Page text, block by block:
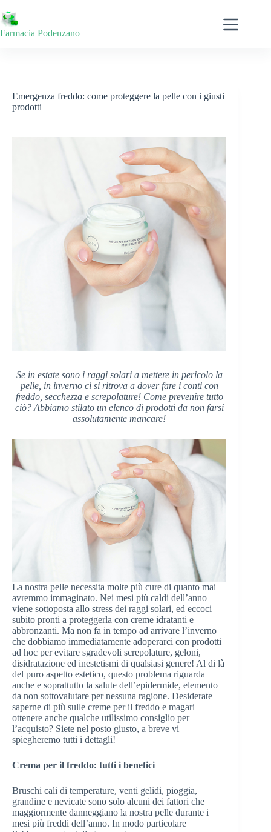
al
contenuto
Farmacia Podenzano
Emergenza freddo: come proteggere la pelle con i giusti
prodotti
Se in estate sono i raggi solari a mettere in pericolo la
pelle, in inverno ci si ritrova a dover fare i conti con
freddo, secchezza e screpolature! Come prevenire tutto
ciò? Abbiamo stilato un elenco di prodotti da non farsi
assolutamente mancare!
La nostra pelle necessita molte più cure di quanto mai
avremmo immaginato. Nei mesi più caldi dell’anno
viene sottoposta allo stress dei raggi solari, ed eccoci
subito pronti a proteggerla con creme idratanti e
abbronzanti. Ma non fa in tempo ad arrivare l’inverno
che dobbiamo immediatamente adoperarci con prodotti
ad hoc per evitare sgradevoli screpolature, geloni,
disidratazione ed inestetismi di qualsiasi genere! Al di là
del puro aspetto estetico, questo problema riguarda
anche e soprattutto la salute dell’epidermide, elemento
da non sottovalutare per nessuna ragione. Desiderate
saperne di più sulle creme per il freddo e magari
ottenere anche qualche utilissimo consiglio per
l’acquisto? Siete nel posto giusto, a breve vi
spiegheremo tutti i dettagli!
Crema per il freddo: tutti i benefici
Bruschi cali di temperature, venti gelidi, pioggia,
grandine e nevicate sono solo alcuni dei fattori che
maggiormente danneggiano la nostra pelle durante i
mesi più freddi dell’anno. In modo particolare